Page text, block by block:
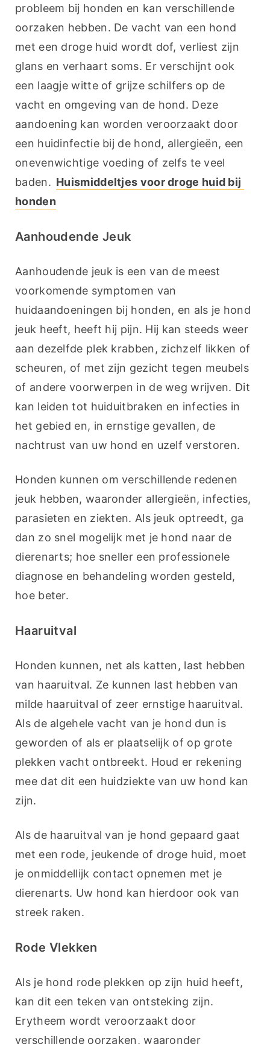
probleem bij honden en kan verschillende
oorzaken hebben. De vacht van een hond
met een droge huid wordt dof, verliest zijn
glans en verhaart soms. Er verschijnt ook
een laagje witte of grijze schilfers op de
vacht en omgeving van de hond. Deze
aandoening kan worden veroorzaakt door
een huidinfectie bij de hond, allergieën, een
onevenwichtige voeding of zelfs te veel
baden. Huismiddeltjes voor droge huid bij
honden
Aanhoudende Jeuk
Aanhoudende jeuk is een van de meest
voorkomende symptomen van
huidaandoeningen bij honden, en als je hond
jeuk heeft, heeft hij pijn. Hij kan steeds weer
aan dezelfde plek krabben, zichzelf likken of
scheuren, of met zijn gezicht tegen meubels
of andere voorwerpen in de weg wrijven. Dit
kan leiden tot huiduitbraken en infecties in
het gebied en, in ernstige gevallen, de
nachtrust van uw hond en uzelf verstoren.
Honden kunnen om verschillende redenen
jeuk hebben, waaronder allergieën, infecties,
parasieten en ziekten. Als jeuk optreedt, ga
dan zo snel mogelijk met je hond naar de
dierenarts; hoe sneller een professionele
diagnose en behandeling worden gesteld,
hoe beter.
Haaruitval
Honden kunnen, net als katten, last hebben
van haaruitval. Ze kunnen last hebben van
milde haaruitval of zeer ernstige haaruitval.
Als de algehele vacht van je hond dun is
geworden of als er plaatselijk of op grote
plekken vacht ontbreekt. Houd er rekening
mee dat dit een huidziekte van uw hond kan
zijn.
Als de haaruitval van je hond gepaard gaat
met een rode, jeukende of droge huid, moet
je onmiddellijk contact opnemen met je
dierenarts. Uw hond kan hierdoor ook van
streek raken.
Rode Vlekken
Als je hond rode plekken op zijn huid heeft,
kan dit een teken van ontsteking zijn.
Erytheem wordt veroorzaakt door
verschillende oorzaken, waaronder